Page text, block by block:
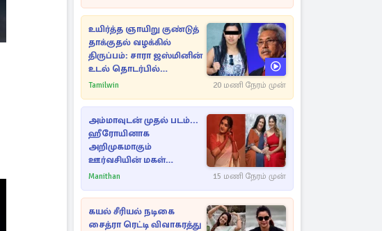
உயிர்த்த ஞாயிறு குண்டுத்
தாக்குதல் வழக்கில்
திருப்பம்: சாரா ஜஸ்மினின்
உடல் தொடர்பில்
நீதிமன்றத்தில் வெளியான
Tamilwin 20 மணி நேரம் முன்
அம்மாவுடன் முதல் படம்...
ஹீரோயினாக
அறிமுகமாகும்
ஊர்வசியின் மகள்
தேஜலட்சுமி!
Manithan 15 மணி நேரம் முன்
கயல் சீரியல் நடிகை
சைத்ரா ரெட்டி விவாகரத்து